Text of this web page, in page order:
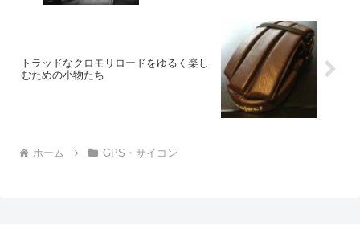
トラッドなクロモリロードをゆるく楽し
むための小物たち
ホーム GPS・サイコン